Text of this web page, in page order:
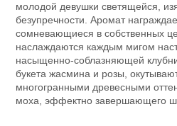
молодой девушки светящейся,
безупречности. Аромат
сомневающиеся в собственных
наслаждаются каждым мигом
насыщенно-соблазняющей
букета жасмина и розы,
многогранными древесными
моха, эффектно завершающего